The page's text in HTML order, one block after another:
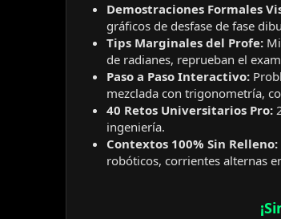
Demostraciones Formales
gráficos de desfase de fase
Tips Marginales del Profe:
de radianes, reprueban el
Paso a Paso Interactivo:
mezclada con trigonometría,
40 Retos Universitarios Pro:
ingeniería.
Contextos 100% Sin Relleno:
robóticos, corrientes alternas